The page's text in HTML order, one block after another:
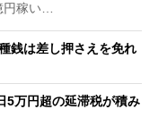
円稼い…
銭は差し押さえを免れ
5万円超の延滞税が積み